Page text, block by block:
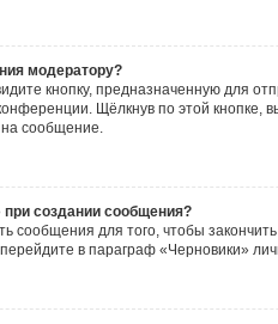
модератору?
кнопку, предназначенную для
Щёлкнув по этой кнопке,
сообщение.
при создании сообщения?
сообщения для того, чтобы
в параграф «Черновики»